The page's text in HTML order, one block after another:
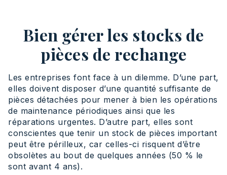
Bien gérer les stocks de
pièces de rechange
Les entreprises font face à un dilemme. D’une part,
elles doivent disposer d’une quantité suffisante de
pièces détachées pour mener à bien les opérations
de maintenance périodiques ainsi que les
réparations urgentes. D’autre part, elles sont
conscientes que tenir un stock de pièces important
peut être périlleux, car celles-ci risquent d’être
obsolètes au bout de quelques années (50 % le
sont avant 4 ans).